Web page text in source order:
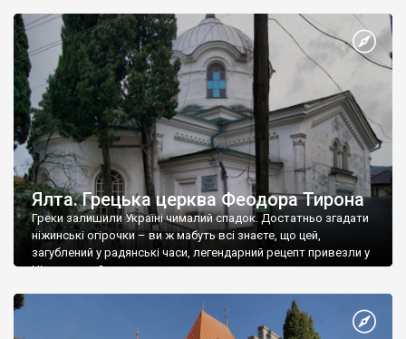
Ялта. Грецька церква Феодора Тирона
Греки залишили Україні чималий спадок. Достатньо згадати
ніжинські огірочки – ви ж мабуть всі знаєте, що цей,
загублений у радянські часи, легендарний рецепт привезли у
Ніжин греки?